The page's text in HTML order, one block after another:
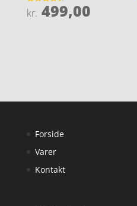
Vurderet
4.4
kr. 499,00
Forside
Varer
Kontakt